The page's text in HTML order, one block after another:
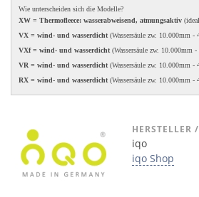
Wie unterscheiden sich die Modelle?
XW = Thermofleece: wasserabweisend, atmungsaktiv
VX = wind- und wasserdicht (Wassersäule zw. 10.000mm -
VXf = wind- und wasserdicht (Wassersäule zw. 10.000mm
VR = wind- und wasserdicht (Wassersäule zw. 10.000mm -
RX = wind- und wasserdicht (Wassersäule zw. 10.000mm -
HERSTELLER
iqo
iqo Shop